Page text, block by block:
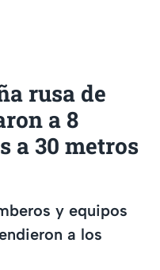
rusa de
a 8
a 30 metros
y equipos
a los